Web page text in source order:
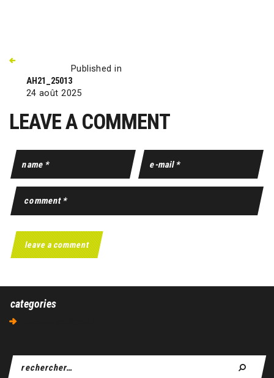
Published in
AH21_25013
24 août 2025
LEAVE A COMMENT
categories